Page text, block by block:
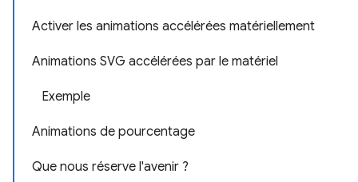
Activer les animations accélérées matériellement
Animations SVG accélérées par le matériel
Exemple
Animations de pourcentage
Que nous réserve l'avenir ?